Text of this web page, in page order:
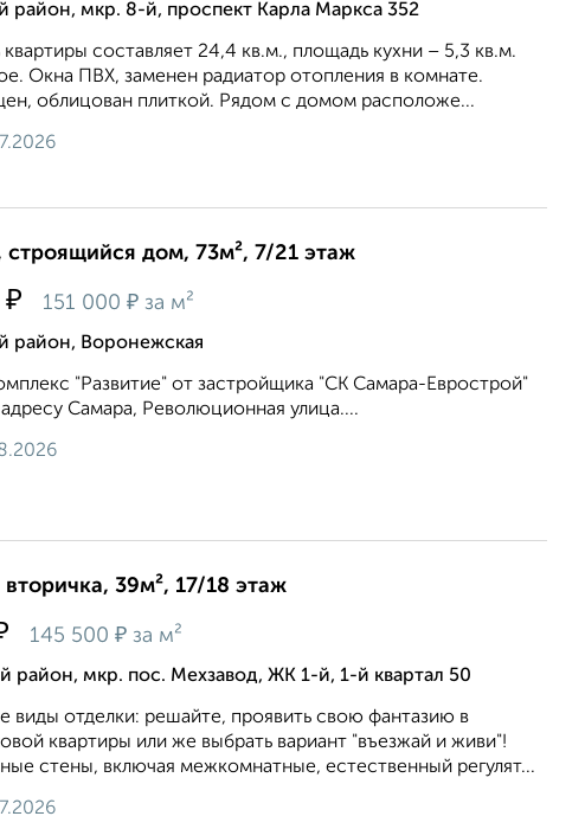
район, мкр. 8-й, проспект Карла Маркса 352
составляет 24,4 кв.м., площадь кухни – 5,3 кв.м.
Окна ПВХ, заменен радиатор отопления в комнате.
облицован плиткой. Рядом с домом расположе...
строящийся дом, 73м², 7/21 этаж
₽ 151 000 ₽ за м²
район, Воронежская
"Развитие" от застройщика "СК Самара-Еврострой"
Самара, Революционная улица....
вторичка, 39м², 17/18 этаж
145 500 ₽ за м²
район, мкр. пос. Мехзавод, ЖК 1-й, 1-й квартал 50
виды отделки: решайте, проявить свою фантазию в
квартиры или же выбрать вариант "въезжай и живи"!
стены, включая межкомнатные, естественный регулят...